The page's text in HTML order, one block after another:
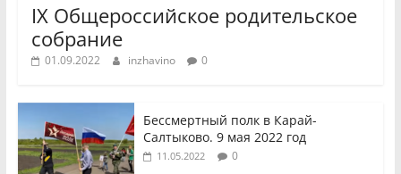
IX Общероссийское родительское
собрание
01.09.2022 inzhavino 0
Бессмертный полк в Карай-
Салтыково. 9 мая 2022 год
11.05.2022 0